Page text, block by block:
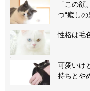
「この
つ“癒しの
性格は毛
可愛いけ
持ちとや